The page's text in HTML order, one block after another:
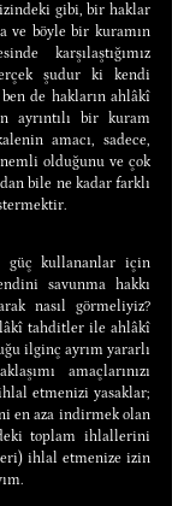
gibi, bir haklar
ve böyle bir kuramın
karşılaştığımız
şudur ki kendi
de hakların ahlâkî
ayrıntılı bir kuram
amacı, sadece,
olduğunu ve çok
bile ne kadar farklı
güç kullananlar için
savunma hakkı
nasıl görmeliyiz?
tahditler ile ahlâkî
ilginç ayrım yararlı
amaçlarınızı
etmenizi yasaklar;
en aza indirmek olan
toplam ihlallerini
ihlal etmenize izin